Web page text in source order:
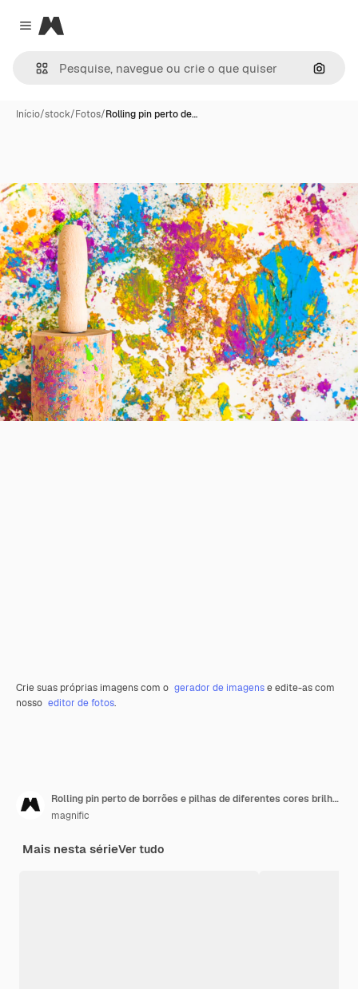
Close menu
Magnific
Início/stock/Fotos/Rolling pin perto de…
Crie suas próprias imagens com o gerador de imagense edite-as com
nosso editor de fotos.
Rolling pin perto de borrões e pilhas de diferentes cores brilhantes e secas
magnific
Mais nesta sérieVer tudo